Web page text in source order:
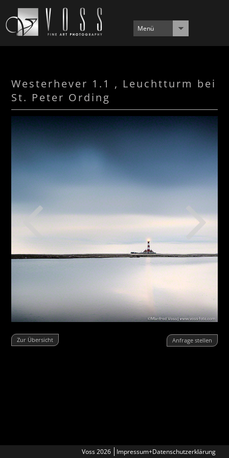
Menü
Westerhever 1.1 , Leuchtturm bei
St. Peter Ording
Zur Übersicht Anfrage stellen
Voss 2026 Impressum+Datenschutzerklärung